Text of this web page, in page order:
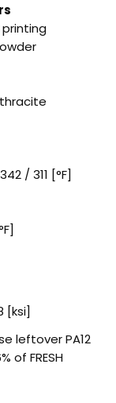
printing
/ 311 [°F]
[ksi]
leftover PA12
of FRESH